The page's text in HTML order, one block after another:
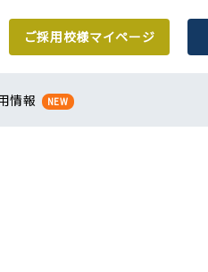
ご採用校様マイページ
情報 NEW